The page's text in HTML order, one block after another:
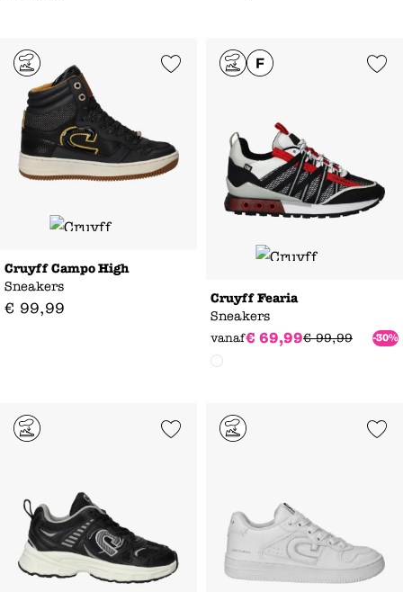
Add to Wishlist
Cruyff Campo High
Sneakers
€ 99,99
Add to
Cruyff Fearia
Sneakers
vanaf€ 69,99€ 99,99 -30%
Add to Wishlist Add to